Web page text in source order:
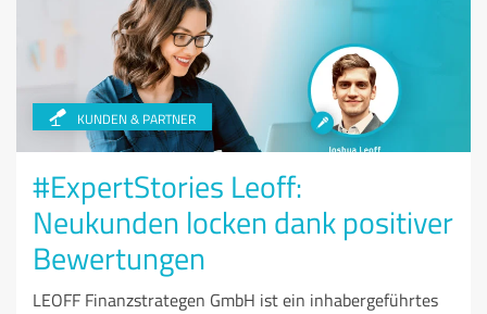
KUNDEN & PARTNER
#ExpertStories Leoff:
Neukunden locken dank positiver
Bewertungen
LEOFF Finanzstrategen GmbH ist ein inhabergeführtes